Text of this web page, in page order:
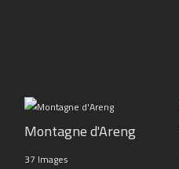
Montagne d'Areng
37 Images